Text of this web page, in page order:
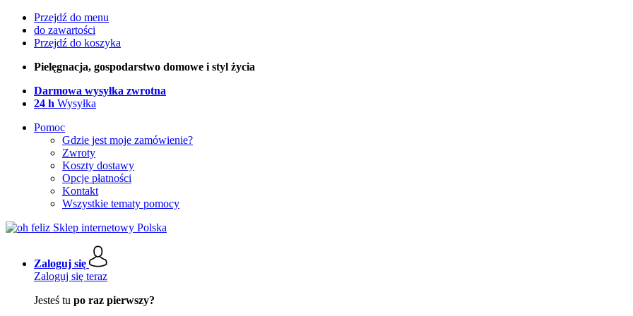
Przejdź do menu
do zawartości
Przejdź do koszyka
Pielęgnacja, gospodarstwo domowe i styl życia
Darmowa wysyłka zwrotna
24 h Wysyłka
Pomoc
Gdzie jest moje zamówienie?
Zwroty
Koszty dostawy
Opcje płatności
Kontakt
Wszystkie tematy pomocy
Zaloguj się
Zaloguj się teraz
Jesteś tu po raz pierwszy?